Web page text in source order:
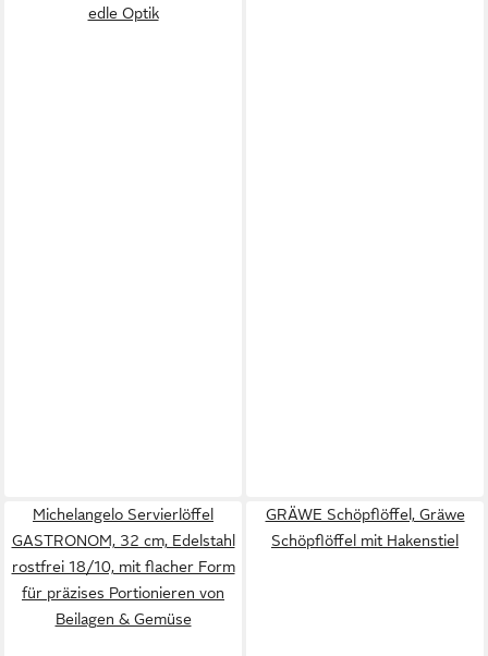
edle Optik
Michelangelo Servierlöffel
GASTRONOM, 32 cm, Edelstahl
rostfrei 18/10, mit flacher Form
für präzises Portionieren von
Beilagen & Gemüse
GRÄWE Schöpflöffel, Gräwe
Schöpflöffel mit Hakenstiel